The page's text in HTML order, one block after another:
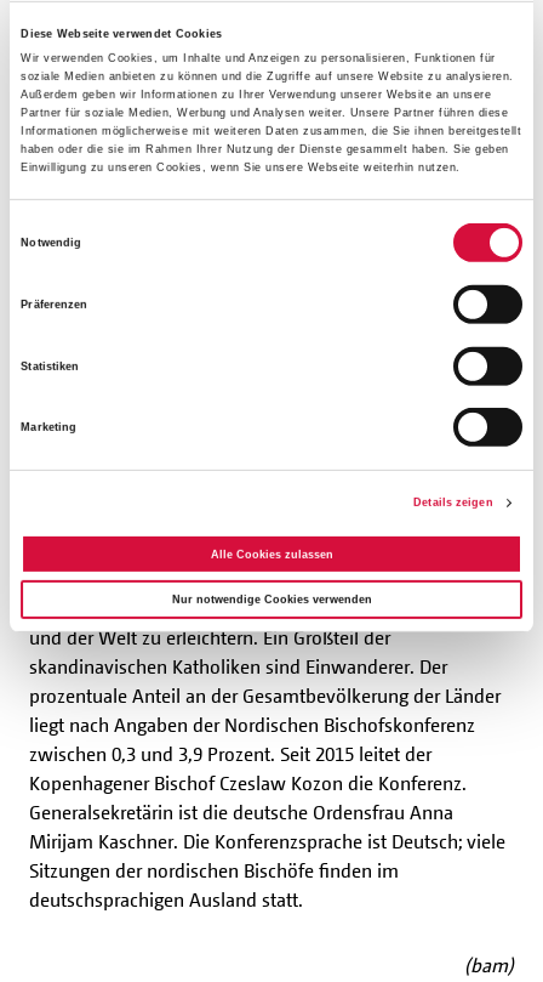
Diese Webseite verwendet Cookies
Wir verwenden Cookies, um Inhalte und Anzeigen zu personalisieren, Funktionen für
soziale Medien anbieten zu können und die Zugriffe auf unsere Website zu analysieren.
Außerdem geben wir Informationen zu Ihrer Verwendung unserer Website an unsere
Partner für soziale Medien, Werbung und Analysen weiter. Unsere Partner führen diese
Informationen möglicherweise mit weiteren Daten zusammen, die Sie ihnen bereitgestellt
haben oder die sie im Rahmen Ihrer Nutzung der Dienste gesammelt haben. Sie geben
Einwilligung zu unseren Cookies, wenn Sie unsere Webseite weiterhin nutzen.
Notwendig
Präferenzen
Statistiken
Marketing
Details zeigen
Alle Cookies zulassen
Nur notwendige Cookies verwenden
Bonifatiuswerk dafür, dass junge Katholikinnen und
Katholiken ein Praktikum in einer Pfarrei oder in einer
katholischen Institution in den nordischen Ländern
absolvieren können."Wir als Bonifatiuswerk sind sehr
dankbar, dass es diese Begegnungsmöglichkeiten gibt.
dasVerständnis für die unterschiedlichen Situationen
der
Hintergrund
Zur Nordischen Bischofskonferenz gehören die
Kopenhagen, Helsinki, Stockholm und Reykjavik sowie
ist es unter anderem, die kirchliche Arbeit in den
Bistümern mit insgesamt etwa 370.000 Katholiken zu
fördern und den Kontakt zur katholischen Kirche in Europa
und der Welt zu erleichtern. Ein Großteil der
skandinavischen Katholiken sind Einwanderer. Der
prozentuale Anteil an der Gesamtbevölkerung der Länder
liegt nach Angaben der Nordischen Bischofskonferenz
zwischen 0,3 und 3,9 Prozent. Seit 2015 leitet der
Kopenhagener Bischof Czeslaw Kozon die Konferenz.
Generalsekretärin ist die deutsche Ordensfrau Anna
Mirijam Kaschner. Die Konferenzsprache ist Deutsch; viele
Sitzungen der nordischen Bischöfe finden im
deutschsprachigen Ausland statt.
(bam)